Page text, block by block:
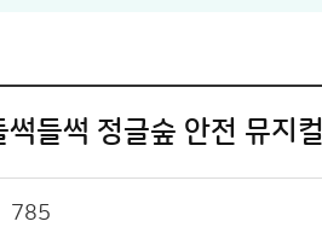
들썩 정글숲 안전 뮤지컬
785